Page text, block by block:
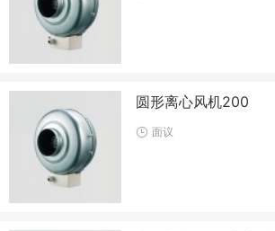
圆形离心风机200
面议